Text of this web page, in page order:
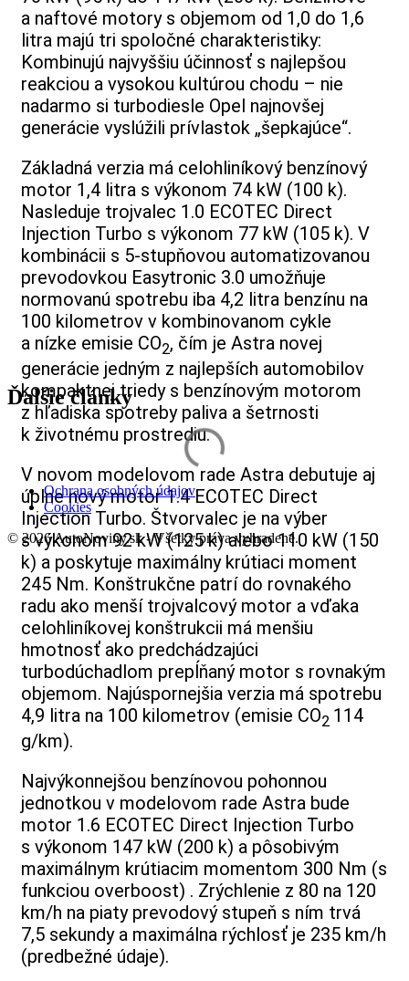
a naftové motory s objemom od 1,0 do 1,6
litra majú tri spoločné charakteristiky:
Kombinujú najvyššiu účinnosť s najlepšou
reakciou a vysokou kultúrou chodu – nie
nadarmo si turbodiesle Opel najnovšej
generácie vyslúžili prívlastok „šepkajúce“.
Základná verzia má celohliníkový benzínový
motor 1,4 litra s výkonom 74 kW (100 k).
Nasleduje trojvalec 1.0 ECOTEC Direct
Injection Turbo s výkonom 77 kW (105 k). V
kombinácii s 5-stupňovou automatizovanou
prevodovkou Easytronic 3.0 umožňuje
normovanú spotrebu iba 4,2 litra benzínu na
100 kilometrov v kombinovanom cykle
a nízke emisie CO2, čím je Astra novej
generácie jedným z najlepších automobilov
kompaktnej triedy s benzínovým motorom
z hľadiska spotreby paliva a šetrnosti
k životnému prostrediu.
V novom modelovom rade Astra debutuje aj
úplne nový motor 1.4 ECOTEC Direct
Injection Turbo. Štvorvalec je na výber
s výkonom 92 kW (125 k) alebo 110 kW (150
k) a poskytuje maximálny krútiaci moment
245 Nm. Konštrukčne patrí do rovnakého
radu ako menší trojvalcový motor a vďaka
celohliníkovej konštrukcii má menšiu
hmotnosť ako predchádzajúci
turbodúchadlom prepĺňaný motor s rovnakým
objemom. Najúspornejšia verzia má spotrebu
4,9 litra na 100 kilometrov (emisie CO2 114
g/km).
Najvýkonnejšou benzínovou pohonnou
jednotkou v modelovom rade Astra bude
motor 1.6 ECOTEC Direct Injection Turbo
s výkonom 147 kW (200 k) a pôsobivým
maximálnym krútiacim momentom 300 Nm (s
funkciou overboost) . Zrýchlenie z 80 na 120
km/h na piaty prevodový stupeň s ním trvá
7,5 sekundy a maximálna rýchlosť je 235 km/h
(predbežné údaje).
Ďalšie články
Ochrana osobných údajov
Cookies
© 2026 AutoNoviny.sk - Všetky práva vyhradené.